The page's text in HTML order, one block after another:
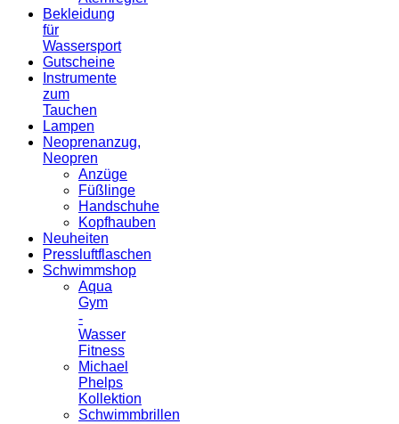
Bekleidung
für
Wassersport
Gutscheine
Instrumente
zum
Tauchen
Lampen
Neoprenanzug,
Neopren
Anzüge
Füßlinge
Handschuhe
Kopfhauben
Neuheiten
Pressluftflaschen
Schwimmshop
Aqua
Gym
-
Wasser
Fitness
Michael
Phelps
Kollektion
Schwimmbrillen